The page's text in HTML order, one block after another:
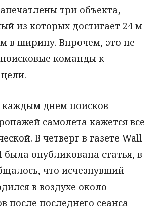
три объекта,
из которых достигает 24 м
в ширину. Впрочем, это не
команды к
каждым днем поисков
самолета кажется все
В четверг в газете Wall
была опубликована статья, в
что исчезнувший
в воздухе около
после последнего сеанса